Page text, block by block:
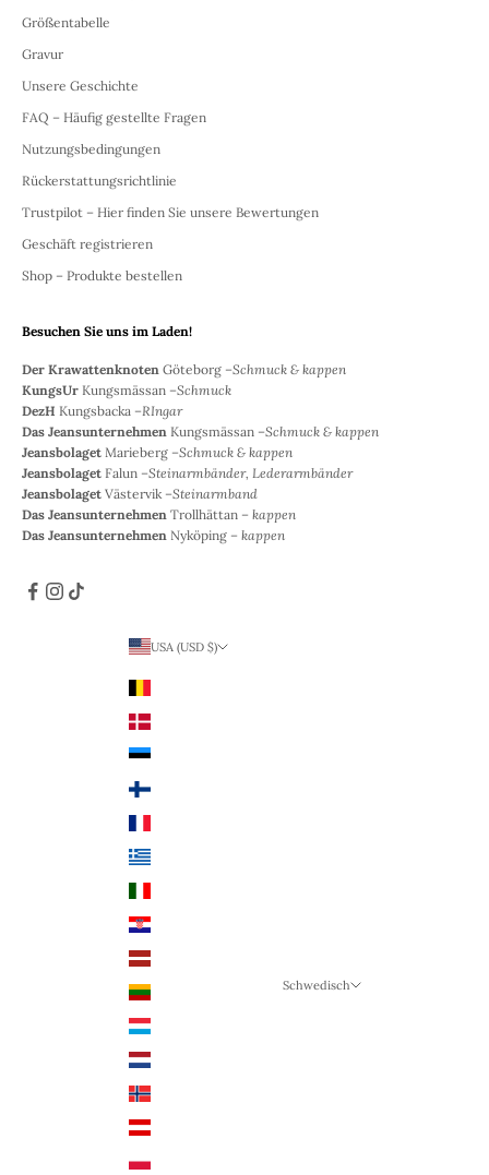
Größentabelle
Gravur
Unsere Geschichte
FAQ – Häufig gestellte Fragen
Nutzungsbedingungen
Rückerstattungsrichtlinie
Trustpilot – Hier finden Sie unsere Bewertungen
Geschäft registrieren
Shop – Produkte bestellen
Besuchen Sie uns im Laden!
Der Krawattenknoten Göteborg –Schmuck & kappen
KungsUr Kungsmässan –Schmuck
DezH Kungsbacka –RIngar
Das Jeansunternehmen Kungsmässan –Schmuck & kappen
Jeansbolaget Marieberg –Schmuck & kappen
Jeansbolaget Falun –Steinarmbänder, Lederarmbänder
Jeansbolaget Västervik –Steinarmband
Das Jeansunternehmen Trollhättan – kappen
Das Jeansunternehmen Nyköping – kappen
USA (USD $)
Dänemark (DKK)
Estland (EUR €)
Finnland (EUR €)
Griechenland (EUR €)
Kroatien (EUR €)
Lettland (EUR €)
Litauen (EUR €)
Luxemburg (EUR €)
Niederlande (EUR €)
Norwegen (NOK)
Österreich (EUR €)
Polen (PLN)
Schwedisch